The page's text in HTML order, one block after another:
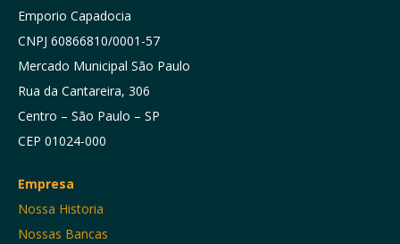
Emporio Capadocia
CNPJ 60866810/0001-57
Mercado Municipal São Paulo
Rua da Cantareira, 306
Centro – São Paulo – SP
CEP 01024-000
Empresa
Nossa Historia
Nossas Bancas